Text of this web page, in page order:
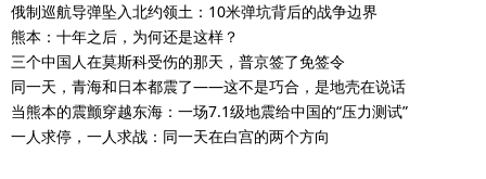
俄制巡航导弹坠入北约领土：10米弹坑背后的战争边界
熊本：十年之后，为何还是这样？
三个中国人在莫斯科受伤的那天，普京签了免签令
同一天，青海和日本都震了——这不是巧合，是地壳在说话
当熊本的震颤穿越东海：一场7.1级地震给中国的“压力测试”
一人求停，一人求战：同一天在白宫的两个方向